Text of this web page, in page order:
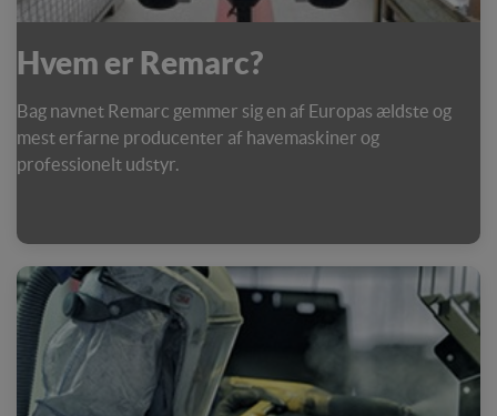
Hvem er Remarc?
Bag navnet Remarc gemmer sig en af Europas ældste og
mest erfarne producenter af havemaskiner og
professionelt udstyr.